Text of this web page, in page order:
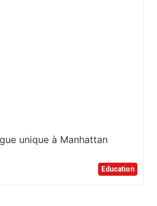
unique à Manhattan
Education